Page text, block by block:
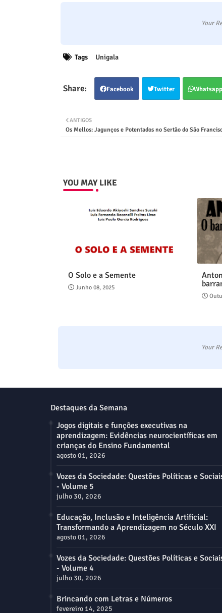
Your
Tags Unigala
Facebook Twitter Whatsapp
ANTIGOS
Os Mellos: Jagunços e Potentados no Sertão do São
YOU MAY LIKE
O Solo e a Semente
Junho 08, 2025
Your
Destaques da Semana
Jogos digitais e funções executivas na
aprendizagem: Evidências neurocientíficas em
crianças do Ensino Fundamental
agosto 01, 2026
Vozes da Sociedade: Questões Políticas e
- Volume 5
julho 30, 2026
Educação, Inclusão e Inteligência Artificial:
Transformando a Aprendizagem no Século XXI
agosto 01, 2026
Vozes da Sociedade: Questões Políticas e
- Volume 4
julho 30, 2026
Brincando com Letras e Números
fevereiro 14, 2025